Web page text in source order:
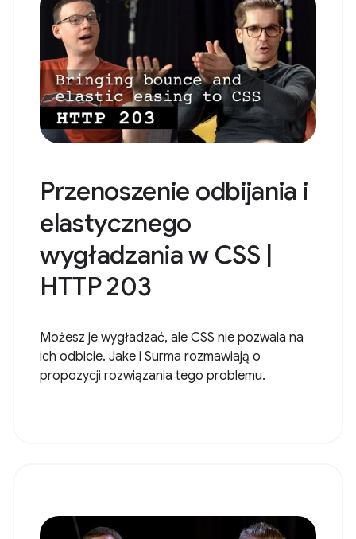
Przenoszenie odbijania i
elastycznego
wygładzania w CSS |
HTTP 203
Możesz je wygładzać, ale CSS nie pozwala na
ich odbicie. Jake i Surma rozmawiają o
propozycji rozwiązania tego problemu.